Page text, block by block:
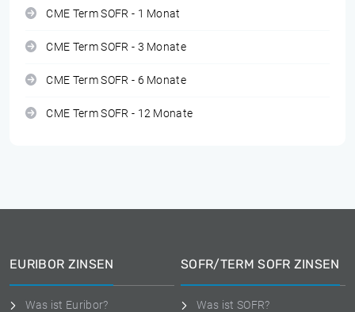
CME Term SOFR - 1 Monat
CME Term SOFR - 3 Monate
CME Term SOFR - 6 Monate
CME Term SOFR - 12 Monate
EURIBOR ZINSEN
Was ist Euribor?
SOFR/TERM SOFR ZINSEN
Was ist SOFR?